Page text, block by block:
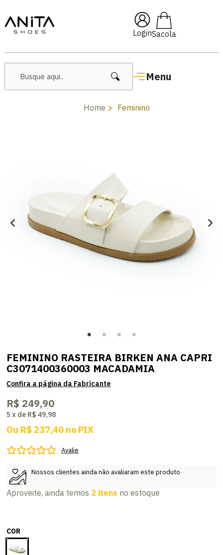
Login
Menu
🔥 Lançamentos
Home Feminino
FEMININO RASTEIRA BIRKEN ANA CAPRI
C3071400360003 MACADAMIA
R$ 249,90
5 x de R$ 49,98
Ou R$ 237,40 no PIX
Avalie
Nossos clientes ainda não avaliaram este produto
Aproveite, ainda temos 2 itens no estoque
COR